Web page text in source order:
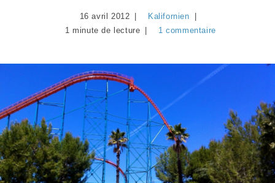
16 avril 2012
Kalifornien
1 minute de lecture
1 commentaire